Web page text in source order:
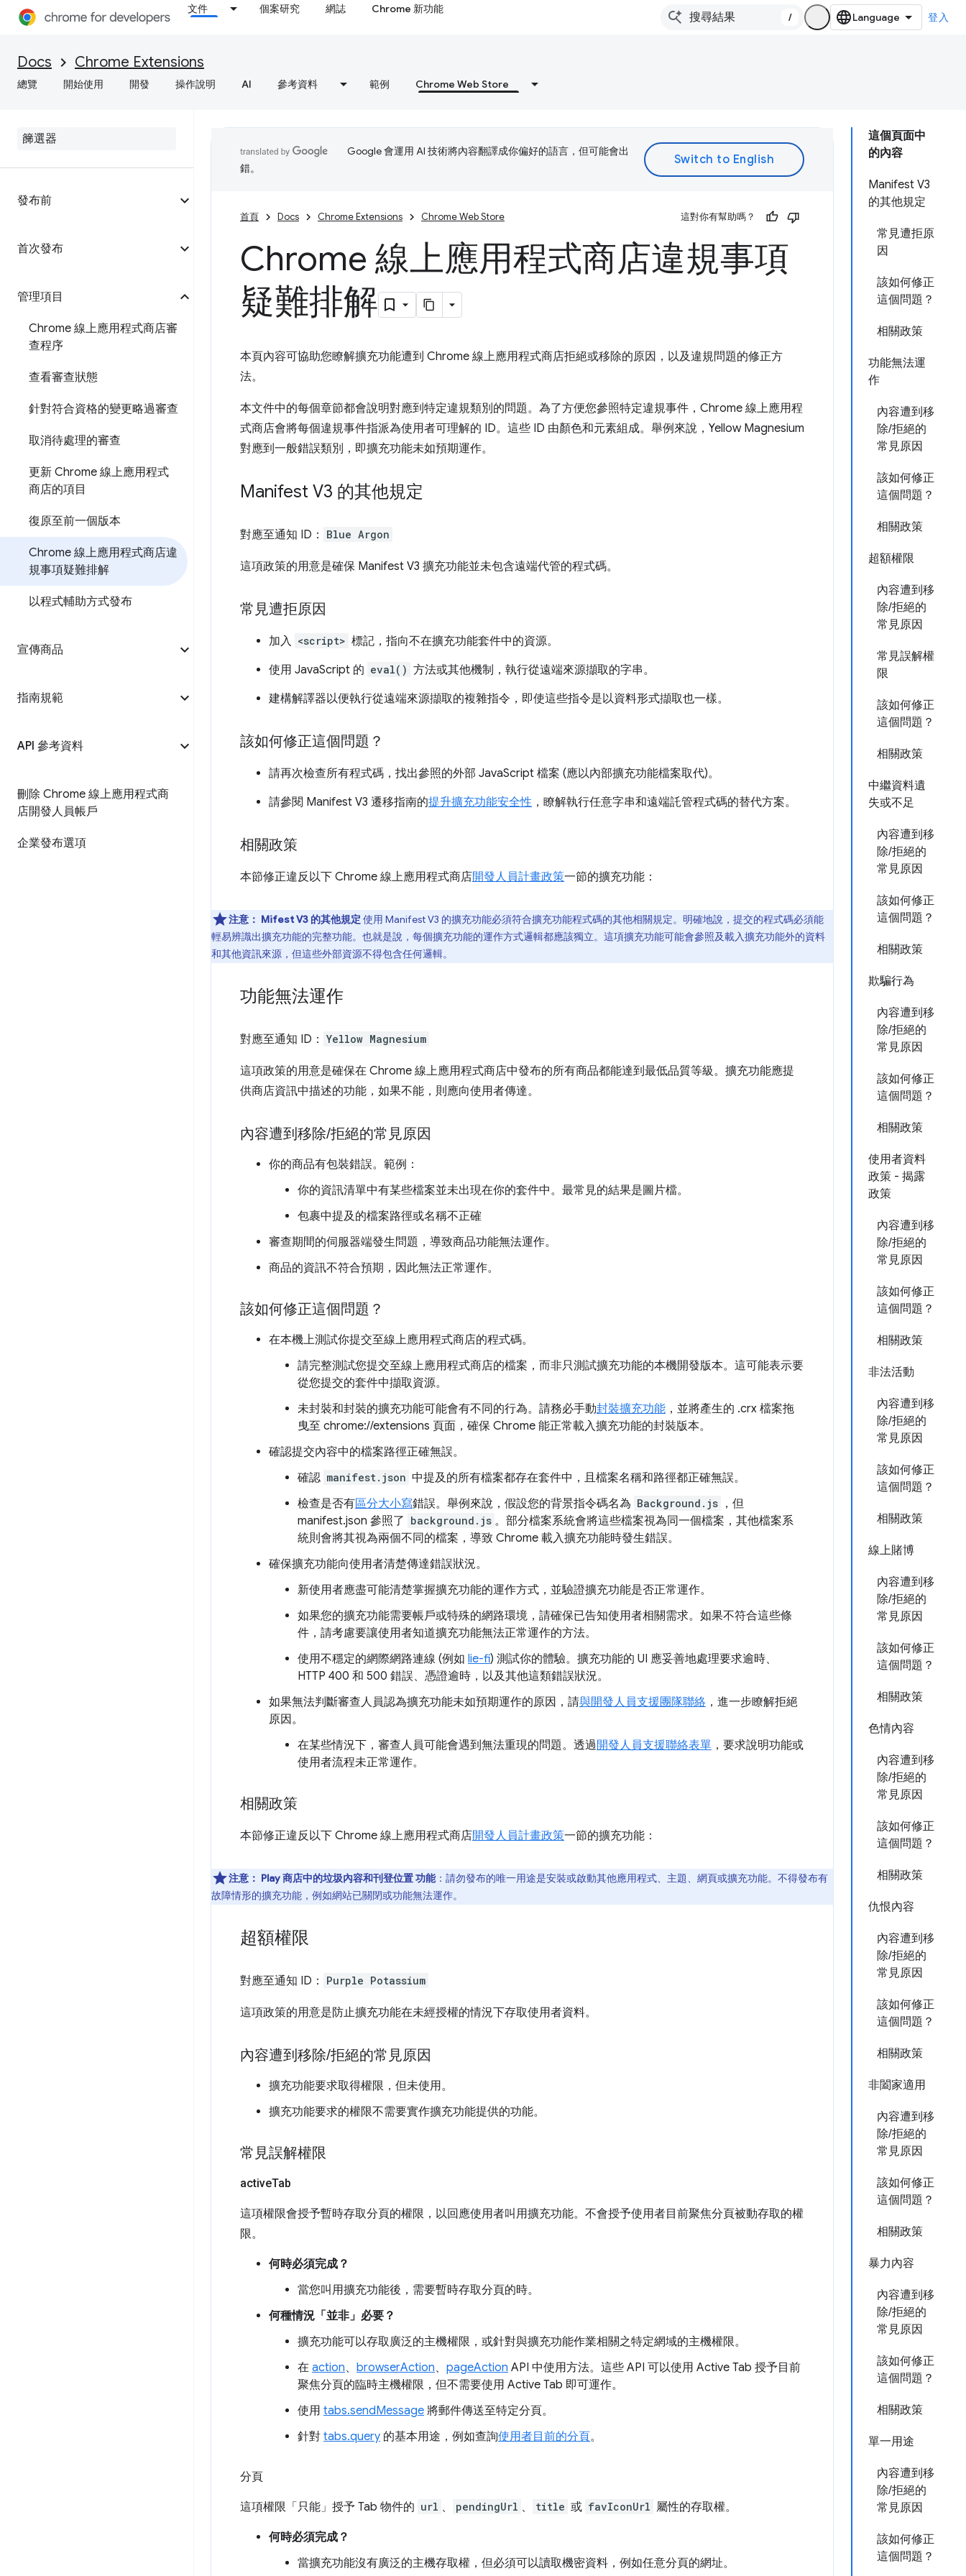
文件 個案研究 網誌 Chrome 新功能
/ 登入
Docs Chrome Extensions
總覽 開始使用 開發 操作說明 AI 參考資料 範例 Chrome Web Store
發布前
首次發布
管理項目
Chrome 線上應用程式商店審
查程序
查看審查狀態
針對符合資格的變更略過審查
取消待處理的審查
更新 Chrome 線上應用程式
商店的項目
復原至前一個版本
Chrome 線上應用程式商店違
規事項疑難排解
以程式輔助方式發布
宣傳商品
指南規範
API 參考資料
刪除 Chrome 線上應用程式商
店開發人員帳戶
企業發布選項
這個頁面中
的內容
Manifest V3
的其他規定
常見遭拒原
因
該如何修正
這個問題？
相關政策
功能無法運
作
內容遭到移
除/拒絕的
常見原因
該如何修正
這個問題？
相關政策
超額權限
內容遭到移
除/拒絕的
常見原因
常見誤解權
限
該如何修正
這個問題？
相關政策
中繼資料遺
失或不足
內容遭到移
除/拒絕的
常見原因
該如何修正
這個問題？
相關政策
欺騙行為
內容遭到移
除/拒絕的
常見原因
該如何修正
這個問題？
相關政策
使用者資料
政策 - 揭露
政策
內容遭到移
除/拒絕的
常見原因
該如何修正
這個問題？
相關政策
非法活動
內容遭到移
除/拒絕的
常見原因
該如何修正
這個問題？
相關政策
線上賭博
內容遭到移
除/拒絕的
常見原因
該如何修正
這個問題？
相關政策
色情內容
內容遭到移
除/拒絕的
常見原因
該如何修正
這個問題？
相關政策
仇恨內容
內容遭到移
除/拒絕的
常見原因
該如何修正
這個問題？
相關政策
非闔家適用
內容遭到移
除/拒絕的
常見原因
該如何修正
這個問題？
相關政策
暴力內容
內容遭到移
除/拒絕的
常見原因
該如何修正
這個問題？
相關政策
單一用途
內容遭到移
除/拒絕的
常見原因
該如何修正
這個問題？
Google 會運用 AI 技術將內容翻譯成你偏好的語言，但可能會出
錯。
首頁 Docs Chrome Extensions Chrome Web Store 這對你有幫助嗎？
Chrome 線上應用程式商店違規事項
疑難排解
本頁內容可協助您瞭解擴充功能遭到 Chrome 線上應用程式商店拒絕或移除的原因，以及違規問題的修正方
法。
本文件中的每個章節都會說明對應到特定違規類別的問題。為了方便您參照特定違規事件，Chrome 線上應用程
式商店會將每個違規事件指派為使用者可理解的 ID。這些 ID 由顏色和元素組成。舉例來說，Yellow Magnesium
對應到一般錯誤類別，即擴充功能未如預期運作。
Manifest V3 的其他規定
對應至通知 ID： Blue Argon
這項政策的用意是確保 Manifest V3 擴充功能並未包含遠端代管的程式碼。
常見遭拒原因
加入 <script> 標記，指向不在擴充功能套件中的資源。
使用 JavaScript 的 eval() 方法或其他機制，執行從遠端來源擷取的字串。
建構解譯器以便執行從遠端來源擷取的複雜指令，即使這些指令是以資料形式擷取也一樣。
該如何修正這個問題？
請再次檢查所有程式碼，找出參照的外部 JavaScript 檔案 (應以內部擴充功能檔案取代)。
請參閱 Manifest V3 遷移指南的提升擴充功能安全性 ，瞭解執行任意字串和遠端託管程式碼的替代方案。
相關政策
本節修正違反以下 Chrome 線上應用程式商店開發人員計畫政策一節的擴充功能：
注意： Mifest V3 的其他規定 使用 Manifest V3 的擴充功能必須符合擴充功能程式碼的其他相關規定。明確地說，提交的程式碼必須能
輕易辨識出擴充功能的完整功能。也就是說，每個擴充功能的運作方式邏輯都應該獨立。這項擴充功能可能會參照及載入擴充功能外的資料
和其他資訊來源，但這些外部資源不得包含任何邏輯。
功能無法運作
對應至通知 ID： Yellow Magnesium
這項政策的用意是確保在 Chrome 線上應用程式商店中發布的所有商品都能達到最低品質等級。擴充功能應提
供商店資訊中描述的功能，如果不能，則應向使用者傳達。
內容遭到移除/拒絕的常見原因
你的商品有包裝錯誤。範例：
你的資訊清單中有某些檔案並未出現在你的套件中。最常見的結果是圖片檔。
包裹中提及的檔案路徑或名稱不正確
審查期間的伺服器端發生問題，導致商品功能無法運作。
商品的資訊不符合預期，因此無法正常運作。
該如何修正這個問題？
在本機上測試你提交至線上應用程式商店的程式碼。
請完整測試您提交至線上應用程式商店的檔案，而非只測試擴充功能的本機開發版本。這可能表示要
從您提交的套件中擷取資源。
未封裝和封裝的擴充功能可能會有不同的行為。請務必手動封裝擴充功能 ，並將產生的 .crx 檔案拖
曳至 chrome://extensions 頁面，確保 Chrome 能正常載入擴充功能的封裝版本。
確認提交內容中的檔案路徑正確無誤。
確認 manifest.json 中提及的所有檔案都存在套件中，且檔案名稱和路徑都正確無誤。
檢查是否有區分大小寫錯誤。舉例來說，假設您的背景指令碼名為 Background.js ，但
manifest.json 參照了 background.js 。部分檔案系統會將這些檔案視為同一個檔案，其他檔案系
統則會將其視為兩個不同的檔案，導致 Chrome 載入擴充功能時發生錯誤。
確保擴充功能向使用者清楚傳達錯誤狀況。
新使用者應盡可能清楚掌握擴充功能的運作方式，並驗證擴充功能是否正常運作。
如果您的擴充功能需要帳戶或特殊的網路環境，請確保已告知使用者相關需求。如果不符合這些條
件，請考慮要讓使用者知道擴充功能無法正常運作的方法。
使用不穩定的網際網路連線 (例如 lie-fi) 測試你的體驗。擴充功能的 UI 應妥善地處理要求逾時、
HTTP 400 和 500 錯誤、憑證逾時，以及其他這類錯誤狀況。
如果無法判斷審查人員認為擴充功能未如預期運作的原因，請與開發人員支援團隊聯絡 ，進一步瞭解拒絕
原因。
在某些情況下，審查人員可能會遇到無法重現的問題。透過開發人員支援聯絡表單 ，要求說明功能或
使用者流程未正常運作。
相關政策
本節修正違反以下 Chrome 線上應用程式商店開發人員計畫政策一節的擴充功能：
注意： Play 商店中的垃圾內容和刊登位置功能：請勿發布的唯一用途是安裝或啟動其他應用程式、主題、網頁或擴充功能。不得發布有
故障情形的擴充功能，例如網站已關閉或功能無法運作。
超額權限
對應至通知 ID： Purple Potassium
這項政策的用意是防止擴充功能在未經授權的情況下存取使用者資料。
內容遭到移除/拒絕的常見原因
擴充功能要求取得權限，但未使用。
擴充功能要求的權限不需要實作擴充功能提供的功能。
常見誤解權限
activeTab
這項權限會授予暫時存取分頁的權限，以回應使用者叫用擴充功能。不會授予使用者目前聚焦分頁被動存取的權
限。
何時必須完成？
當您叫用擴充功能後，需要暫時存取分頁的時。
何種情況「並非」必要？
擴充功能可以存取廣泛的主機權限，或針對與擴充功能作業相關之特定網域的主機權限。
在 action、 browserAction、 pageAction API 中使用方法。這些 API 可以使用 Active Tab 授予目前
聚焦分頁的臨時主機權限，但不需要使用 Active Tab 即可運作。
使用 tabs.sendMessage 將郵件傳送至特定分頁。
針對 tabs.query 的基本用途，例如查詢使用者目前的分頁。
分頁
這項權限「只能」授予 Tab 物件的 url 、 pendingUrl 、 title 或 favIconUrl 屬性的存取權。
何時必須完成？
當擴充功能沒有廣泛的主機存取權，但必須可以讀取機密資料，例如任意分頁的網址。